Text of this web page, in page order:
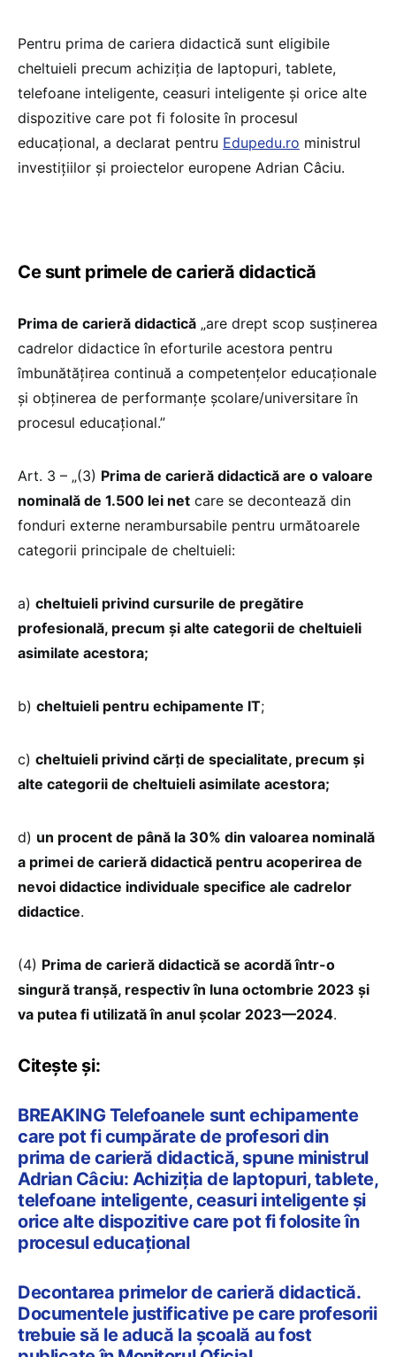
Pentru prima de cariera didactică sunt eligibile
cheltuieli precum achiziția de laptopuri, tablete,
telefoane inteligente, ceasuri inteligente și orice alte
dispozitive care pot fi folosite în procesul
educațional, a declarat pentru Edupedu.ro ministrul
investițiilor și proiectelor europene Adrian Câciu.
Ce sunt primele de carieră didactică
Prima de carieră didactică „are drept scop susținerea
cadrelor didactice în eforturile acestora pentru
îmbunătățirea continuă a competențelor educaționale
și obținerea de performanțe școlare/universitare în
procesul educațional.”
Art. 3 – „(3) Prima de carieră didactică are o valoare
nominală de 1.500 lei net care se decontează din
fonduri externe nerambursabile pentru următoarele
categorii principale de cheltuieli:
a) cheltuieli privind cursurile de pregătire
profesională, precum și alte categorii de cheltuieli
asimilate acestora;
b) cheltuieli pentru echipamente IT;
c) cheltuieli privind cărți de specialitate, precum și
alte categorii de cheltuieli asimilate acestora;
d) un procent de până la 30% din valoarea nominală
a primei de carieră didactică pentru acoperirea de
nevoi didactice individuale specifice ale cadrelor
didactice.
(4) Prima de carieră didactică se acordă într-o
singură tranșă, respectiv în luna octombrie 2023 și
va putea fi utilizată în anul școlar 2023—2024.
Citește și:
BREAKING Telefoanele sunt echipamente
care pot fi cumpărate de profesori din
prima de carieră didactică, spune ministrul
Adrian Câciu: Achiziția de laptopuri, tablete,
telefoane inteligente, ceasuri inteligente și
orice alte dispozitive care pot fi folosite în
procesul educațional
Decontarea primelor de carieră didactică.
Documentele justificative pe care profesorii
trebuie să le aducă la școală au fost